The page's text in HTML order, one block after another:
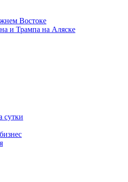
Востоке
и Трампа на Аляске
сутки